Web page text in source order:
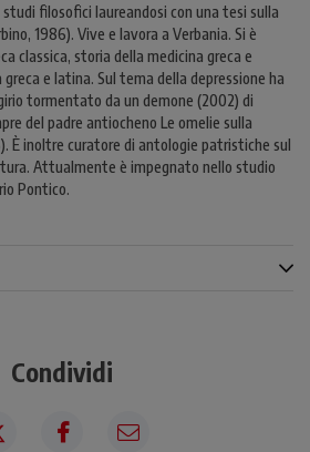
studi filosofici laureandosi con una tesi sulla
1986). Vive e lavora a Verbania. Si è
classica, storia della medicina greca e
e latina. Sul tema della depressione ha
tormentato da un demone (2002) di
del padre antiocheno Le omelie sulla
È inoltre curatore di antologie patristiche sul
Attualmente è impegnato nello studio
Pontico.
Condividi